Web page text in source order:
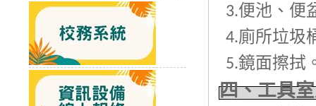
3.便池、便
4.廁所垃圾
5.鏡面擦拭
四、工具